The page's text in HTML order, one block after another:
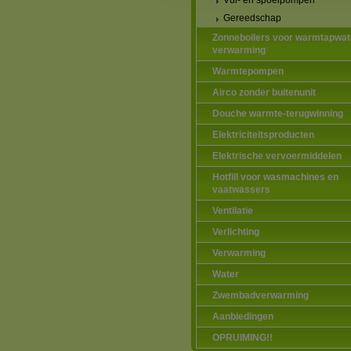
Gereedschap
Zonneboilers voor
verwarming
Warmtepompen
Airco zonder buitenunit
Douche warmte-terugwinning
Elektriciteitsproducten
Elektrische vervoermiddelen
Hotfill voor wasmachines en
vaatwassers
Ventilatie
Verlichting
Verwarming
Water
Zwembadverwarming
Aanbiedingen
OPRUIMING!!